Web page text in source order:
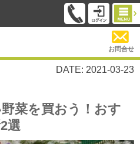
お問合せ
DATE: 2021-03-23
菜を買おう！おす
選